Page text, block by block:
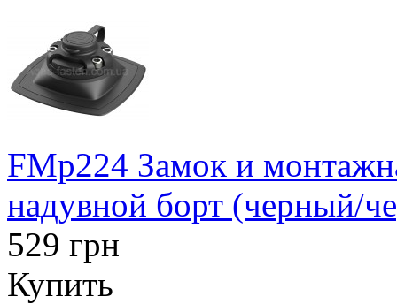
FMp224 Замок и
надувной борт (черный/
529 грн
Купить